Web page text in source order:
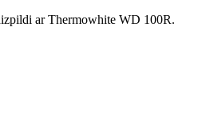
ar Thermowhite WD 100R.